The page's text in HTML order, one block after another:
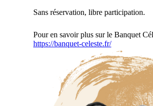
Sans réservation, libre participation.
Pour en savoir plus sur le Banquet
https://banquet-celeste.fr/